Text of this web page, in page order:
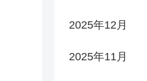
2025年12月
2025年11月